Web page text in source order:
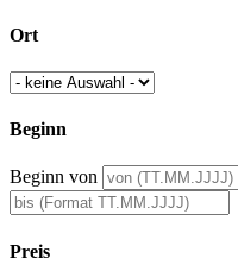
Ort
Beginn
Beginn von
Preis